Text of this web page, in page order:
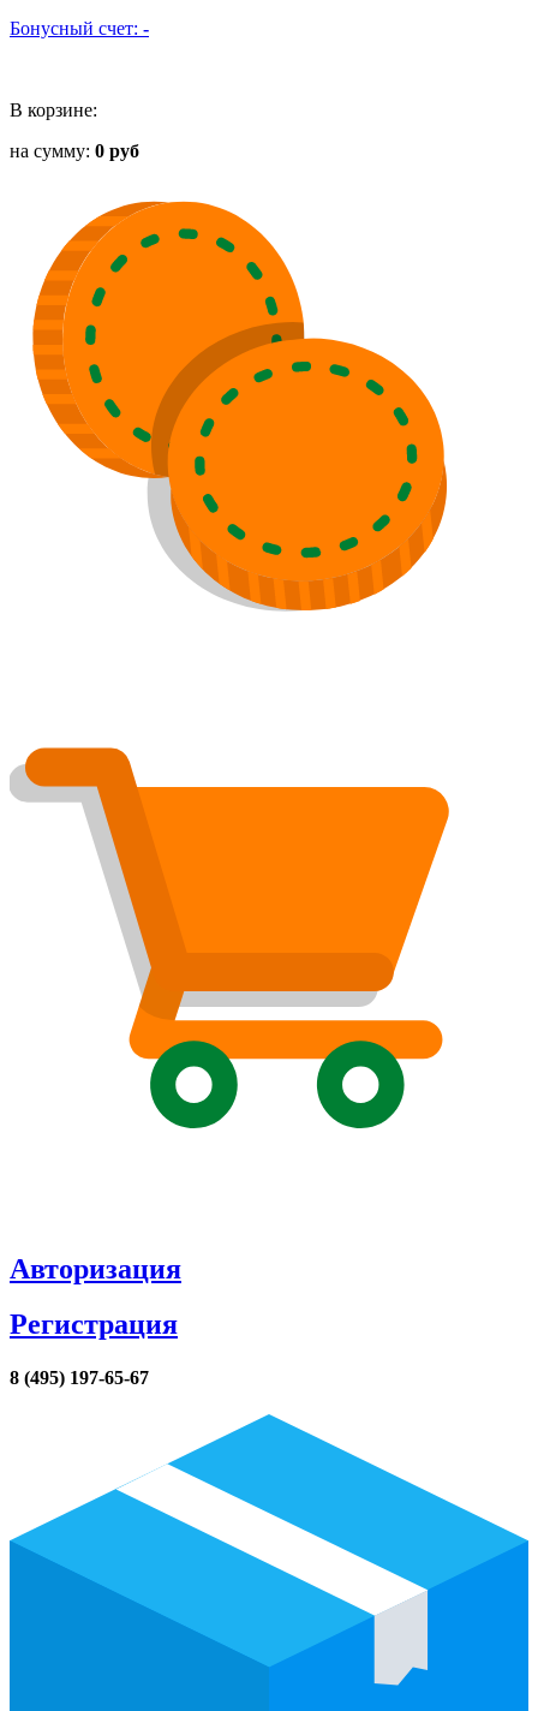
Бонусный счет: -
В корзине:
на сумму: 0 руб
Авторизация
Регистрация
8 (495) 197-65-67